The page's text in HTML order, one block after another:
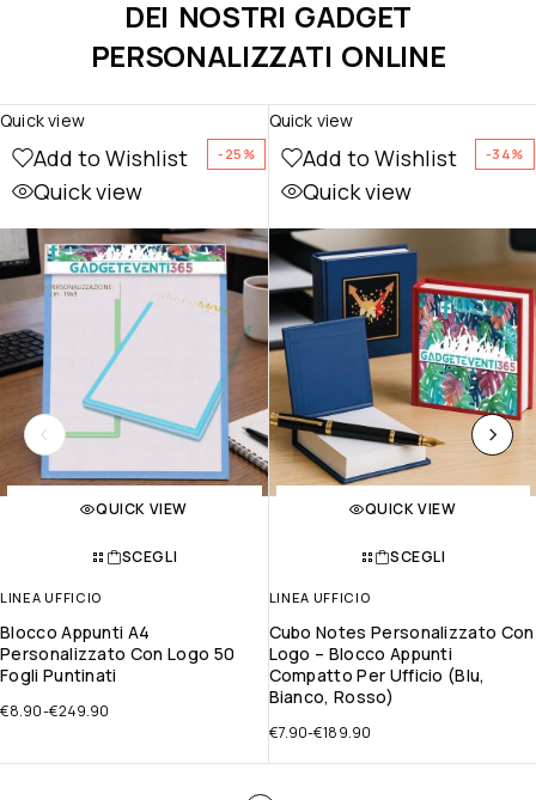
DEI NOSTRI GADGET
PERSONALIZZATI ONLINE
-25%
Add to Wishlist
Quick view
QUICK VIEW
SCEGLI
LINEA UFFICIO
Blocco Appunti A4
Personalizzato Con Logo 50
Fogli Puntinati
€8.90-€249.90
Quick view
-34%
Add to Wishlist
Quick view
QUICK VIEW
SCEGLI
LINEA UFFICIO
Cubo Notes Personalizzato Con
Logo – Blocco Appunti
Compatto Per Ufficio (Blu,
Bianco, Rosso)
€7.90-€189.90
Quick view